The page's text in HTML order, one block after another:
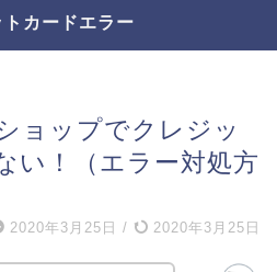
カードエラー
ョップでクレジッ
い！（エラー対処方
2020年3月25日 / 2020年3月25日